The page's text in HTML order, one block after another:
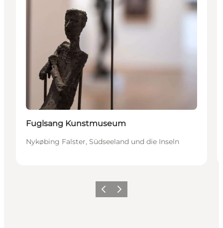
Fuglsang Kunstmuseum
Nykøbing Falster, Südseeland und die Inseln
ZurückWeiter